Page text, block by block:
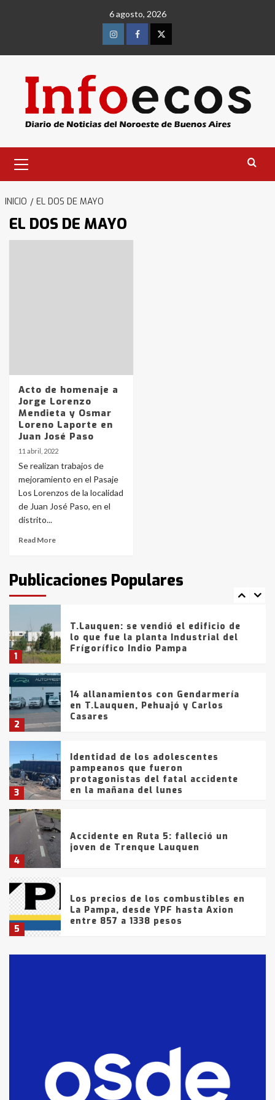
6 agosto, 2026
InstagramFacebookTwitter
primario
INICIO EL DOS DE MAYO
EL DOS DE MAYO
Acto de homenaje a
Jorge Lorenzo
Mendieta y Osmar
Loreno Laporte en
Juan José Paso
11 abril, 2022
Se realizan trabajos de
mejoramiento en el Pasaje
Los Lorenzos de la localidad
de Juan José Paso, en el
distrito...
Read More
Publicaciones Populares
5
Los precios de los combustibles en
La Pampa, desde YPF hasta Axion
6
La Bolsa de Cereales de Bahía
Blanca anticipa que Agosto vendrá
con lluvias y heladas, en gran parte
fueron detenidos por
comercialización de drogas en la
tarde del sábado
1
T.Lauquen: se vendió el edificio de
lo que fue la planta Industrial del
Frígorífico Indio Pampa
2
14 allanamientos con Gendarmería
en T.Lauquen, Pehuajó y Carlos
Casares
3
Identidad de los adolescentes
pampeanos que fueron
protagonistas del fatal accidente
en la mañana del lunes
4
Accidente en Ruta 5: falleció un
joven de Trenque Lauquen
5
Los precios de los combustibles en
La Pampa, desde YPF hasta Axion
entre 857 a 1338 pesos
fueron detenidos por
comercialización de drogas en la
tarde del sábado